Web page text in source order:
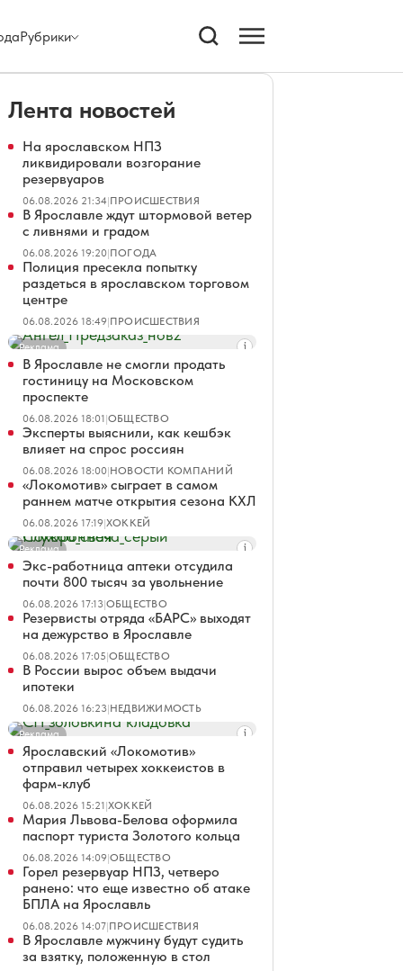
Рубрики
Лента новостей
На ярославском НПЗ
ликвидировали возгорание
резервуаров
06.08.2026 21:34|ПРОИСШЕСТВИЯ
В Ярославле ждут штормовой ветер
с ливнями и градом
06.08.2026 19:20|ПОГОДА
Полиция пресекла попытку
раздеться в ярославском торговом
центре
06.08.2026 18:49|ПРОИСШЕСТВИЯ
Реклама
В Ярославле не смогли продать
гостиницу на Московском
проспекте
06.08.2026 18:01|ОБЩЕСТВО
Эксперты выяснили, как кешбэк
влияет на спрос россиян
06.08.2026 18:00|НОВОСТИ КОМПАНИЙ
«Локомотив» сыграет в самом
раннем матче открытия сезона КХЛ
06.08.2026 17:19|ХОККЕЙ
Реклама
Экс-работница аптеки отсудила
почти 800 тысяч за увольнение
06.08.2026 17:13|ОБЩЕСТВО
Резервисты отряда «БАРС» выходят
на дежурство в Ярославле
06.08.2026 17:05|ОБЩЕСТВО
В России вырос объем выдачи
ипотеки
06.08.2026 16:23|НЕДВИЖИМОСТЬ
Реклама
Ярославский «Локомотив»
отправил четырех хоккеистов в
фарм-клуб
06.08.2026 15:21|ХОККЕЙ
Мария Львова-Белова оформила
паспорт туриста Золотого кольца
06.08.2026 14:09|ОБЩЕСТВО
Горел резервуар НПЗ, четверо
ранено: что еще известно об атаке
БПЛА на Ярославль
06.08.2026 14:07|ПРОИСШЕСТВИЯ
В Ярославле мужчину будут судить
за взятку, положенную в стол